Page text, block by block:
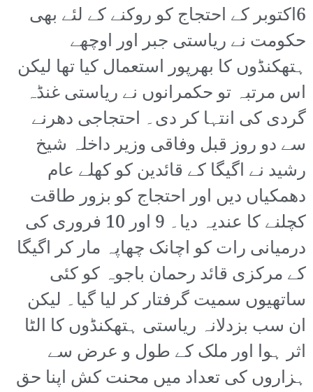
6اکتوبر کے احتجاج کو روکنے کے لئے بھی
حکومت نے ریاستی جبر اور اوچھے
ہتھکنڈوں کا بھرپور استعمال کیا تھا لیکن
اس مرتبہ تو حکمرانوں نے ریاستی غنڈہ
گردی کی انتہا کر دی۔ احتجاجی دھرنے
سے دو روز قبل وفاقی وزیر داخلہ شیخ
رشید نے اگیگا کے قائدین کو کھلے عام
دھمکیاں دیں اور احتجاج کو بزور طاقت
کچلنے کا عندیہ دیا۔ 9 اور 10 فروری کی
درمیانی رات کو اچانک چھاپہ مار کر اگیگا
کے مرکزی قائد رحمان باجوہ کو کئی
ساتھیوں سمیت گرفتار کر لیا گیا۔ لیکن
ان سب بزدلانہ ریاستی ہتھکنڈوں کا الٹا
اثر ہوا اور ملک کے طول و عرض سے
ہزاروں کی تعداد میں محنت کش اپنا حق